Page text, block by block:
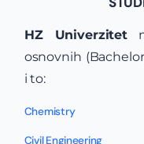
HZ Univerzitet
osnovnih
i to:
Chemistry
Civil Engineering